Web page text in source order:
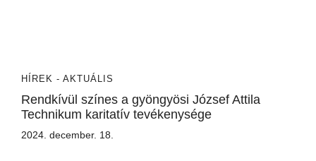
HÍREK - AKTUÁLIS
Rendkívül színes a gyöngyösi József Attila
Technikum karitatív tevékenysége
2024. december. 18.